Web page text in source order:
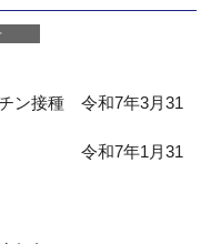
ン接種 令和7年3月31
令和7年1月31